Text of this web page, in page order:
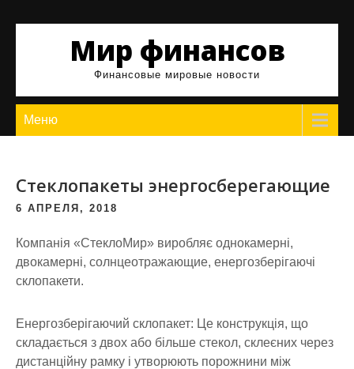
Мир финансов
Финансовые мировые новости
Меню
Стеклопакеты энергосберегающие
6 АПРЕЛЯ, 2018
Компанія «СтеклоМир» виробляє однокамерні,
двокамерні, солнцеотражающие, енергозберігаючі
склопакети.
Енергозберігаючий склопакет: Це конструкція, що
складається з двох або більше стекол, склеєних через
дистанційну рамку і утворюють порожнини між